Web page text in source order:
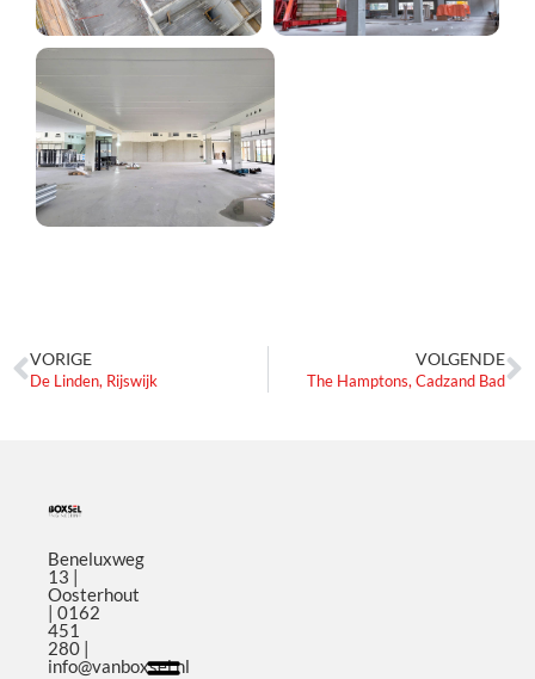
VORIGE
De Linden, Rijswijk
VOLGENDE
The Hamptons, Cadzand Bad
Beneluxweg
13 |
Oosterhout
| 0162
451
280 |
info@vanboxsel.nl